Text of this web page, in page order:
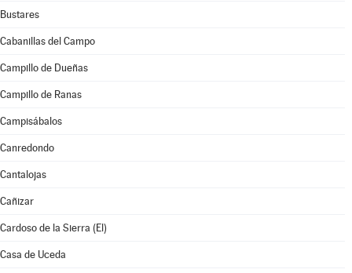
Bustares
Cabanillas del Campo
Campillo de Dueñas
Campillo de Ranas
Campisábalos
Canredondo
Cantalojas
Cañizar
Cardoso de la Sierra (El)
Casa de Uceda